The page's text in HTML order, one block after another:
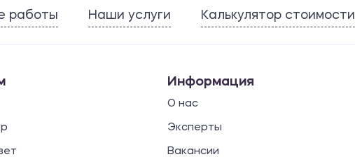
работы Наши услуги Калькулятор стоимости
Информация
О нас
Эксперты
Вакансии